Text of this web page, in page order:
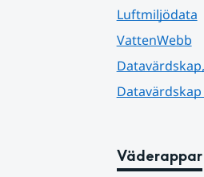
Luftmiljödata
VattenWebb
Väderappar